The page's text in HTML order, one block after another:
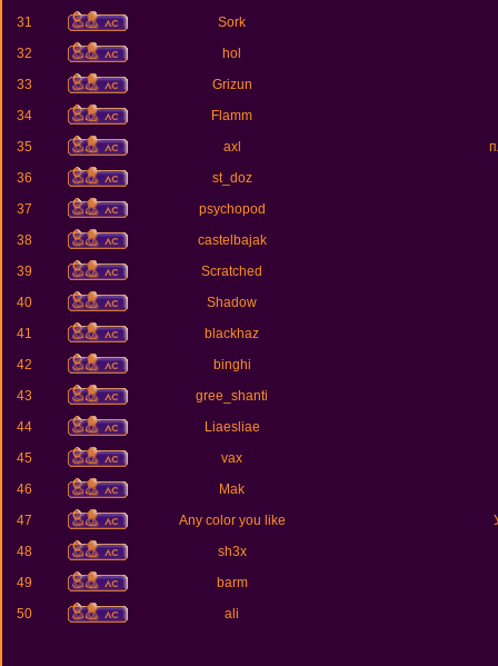
31
Sork
32
hol
33
Grizun
34
Flamm
35
axl
36
st_doz
37
psychopod
38
castelbajak
39
Scratched
40
Shadow
41
blackhaz
42
binghi
43
gree_shanti
44
Liaesliae
45
vax
46
Mak
47
Any color you like
48
sh3x
49
barm
50
ali